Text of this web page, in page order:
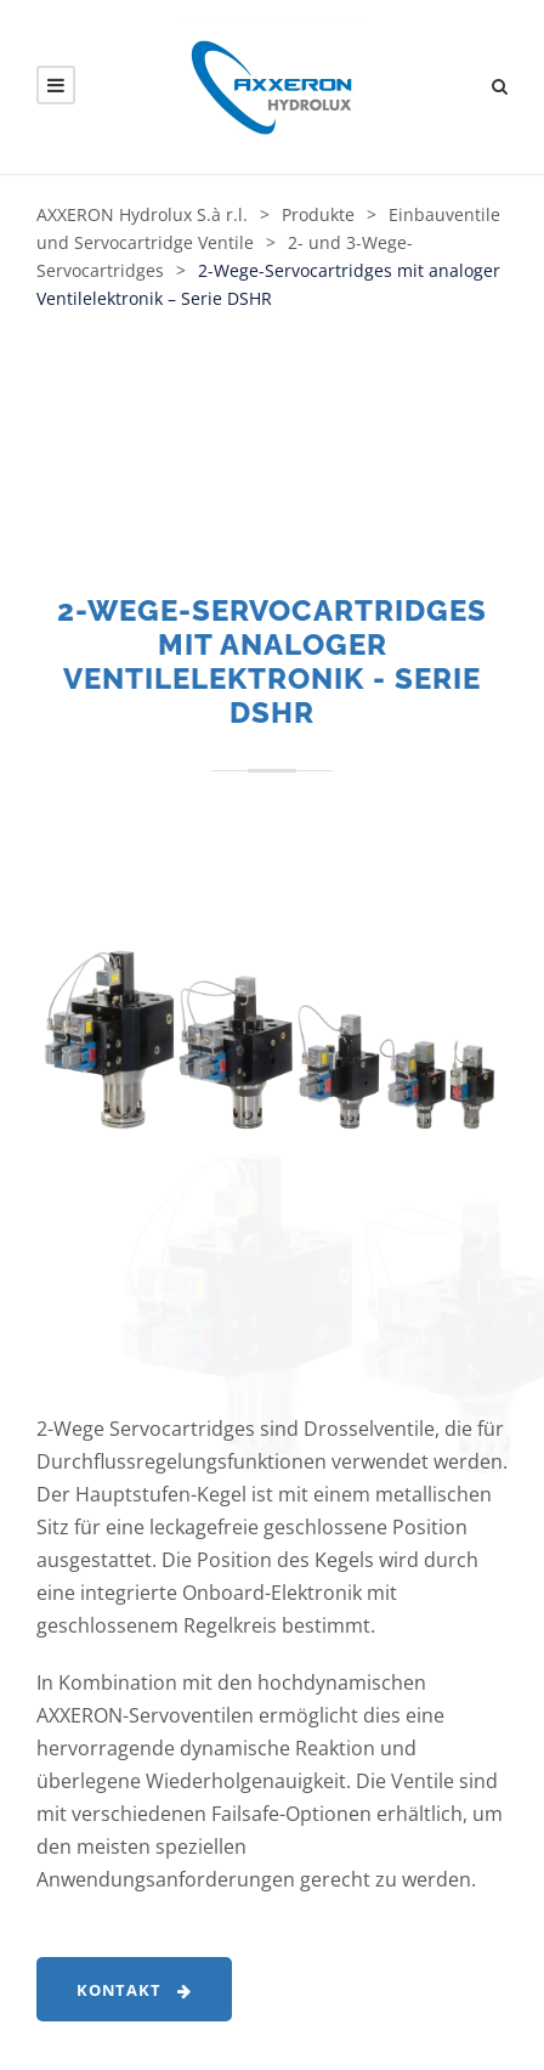
AXXERON Hydrolux S.à r.l. > Produkte > Einbauventile
und Servocartridge Ventile > 2- und 3-Wege-
Servocartridges > 2-Wege-Servocartridges mit analoger
Ventilelektronik – Serie DSHR
2-WEGE-SERVOCARTRIDGES
MIT ANALOGER
VENTILELEKTRONIK - SERIE
DSHR
2-Wege Servocartridges sind Drosselventile, die für
Durchflussregelungsfunktionen verwendet werden.
Der Hauptstufen-Kegel ist mit einem metallischen
Sitz für eine leckagefreie geschlossene Position
ausgestattet. Die Position des Kegels wird durch
eine integrierte Onboard-Elektronik mit
geschlossenem Regelkreis bestimmt.
In Kombination mit den hochdynamischen
AXXERON-Servoventilen ermöglicht dies eine
hervorragende dynamische Reaktion und
überlegene Wiederholgenauigkeit. Die Ventile sind
mit verschiedenen Failsafe-Optionen erhältlich, um
den meisten speziellen
Anwendungsanforderungen gerecht zu werden.
KONTAKT